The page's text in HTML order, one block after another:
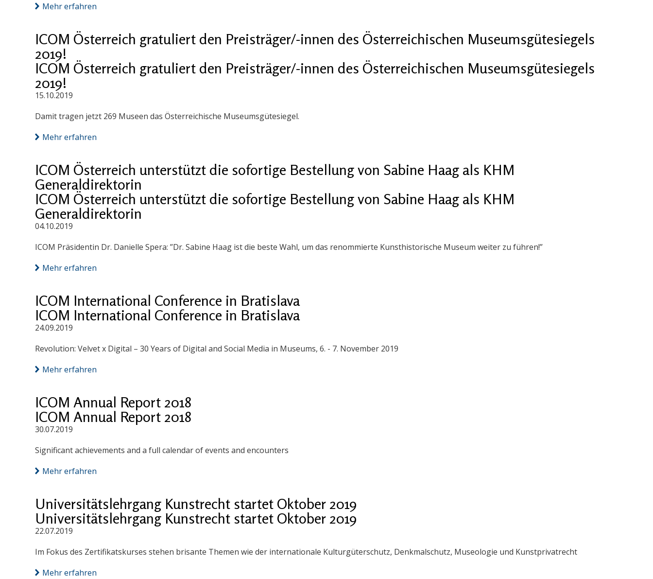
Mehr erfahren
ICOM Österreich gratuliert den Preisträger/-innen des Österreichischen Museumsgütesiegels
2019!
ICOM Österreich gratuliert den Preisträger/-innen des Österreichischen Museumsgütesiegels
2019!
15.10.2019
Damit tragen jetzt 269 Museen das Österreichische Museumsgütesiegel.
Mehr erfahren
ICOM Österreich unterstützt die sofortige Bestellung von Sabine Haag als KHM
Generaldirektorin
ICOM Österreich unterstützt die sofortige Bestellung von Sabine Haag als KHM
Generaldirektorin
04.10.2019
ICOM Präsidentin Dr. Danielle Spera: ”Dr. Sabine Haag ist die beste Wahl, um das renommierte Kunsthistorische Museum weiter zu führen!”
Mehr erfahren
ICOM International Conference in Bratislava
ICOM International Conference in Bratislava
24.09.2019
Revolution: Velvet x Digital – 30 Years of Digital and Social Media in Museums, 6. - 7. November 2019
Mehr erfahren
ICOM Annual Report 2018
ICOM Annual Report 2018
30.07.2019
Significant achievements and a full calendar of events and encounters
Mehr erfahren
Universitätslehrgang Kunstrecht startet Oktober 2019
Universitätslehrgang Kunstrecht startet Oktober 2019
22.07.2019
Im Fokus des Zertifikatskurses stehen brisante Themen wie der internationale Kulturgüterschutz, Denkmalschutz, Museologie und Kunstprivatrecht
Mehr erfahren